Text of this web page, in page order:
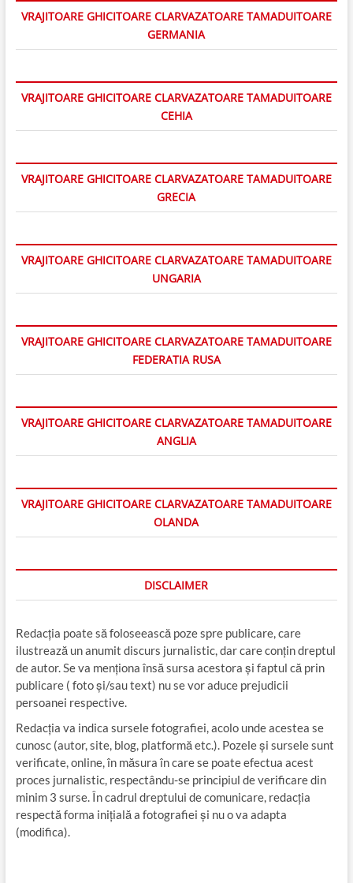
VRAJITOARE GHICITOARE CLARVAZATOARE TAMADUITOARE
GERMANIA
VRAJITOARE GHICITOARE CLARVAZATOARE TAMADUITOARE
CEHIA
VRAJITOARE GHICITOARE CLARVAZATOARE TAMADUITOARE
GRECIA
VRAJITOARE GHICITOARE CLARVAZATOARE TAMADUITOARE
UNGARIA
VRAJITOARE GHICITOARE CLARVAZATOARE TAMADUITOARE
FEDERATIA RUSA
VRAJITOARE GHICITOARE CLARVAZATOARE TAMADUITOARE
ANGLIA
VRAJITOARE GHICITOARE CLARVAZATOARE TAMADUITOARE
OLANDA
DISCLAIMER
Redacția poate să foloseească poze spre publicare, care
ilustrează un anumit discurs jurnalistic, dar care conțin dreptul
de autor. Se va menționa însă sursa acestora și faptul că prin
publicare ( foto și/sau text) nu se vor aduce prejudicii
persoanei respective.
Redacția va indica sursele fotografiei, acolo unde acestea se
cunosc (autor, site, blog, platformă etc.). Pozele și sursele sunt
verificate, online, în măsura în care se poate efectua acest
proces jurnalistic, respectându-se principiul de verificare din
minim 3 surse. În cadrul dreptului de comunicare, redacția
respectă forma inițială a fotografiei și nu o va adapta
(modifica).